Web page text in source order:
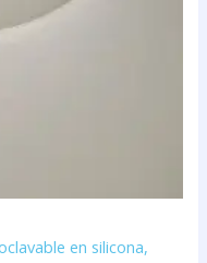
en silicona,